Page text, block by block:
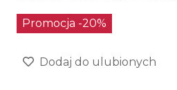
kuchni
Promocja -20%
Dodaj do ulubionych